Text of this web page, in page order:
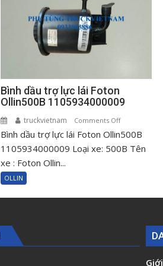
Bình dầu trợ lực lái Foton
Ollin500B 1105934000009
truckvietnam Comments Offon
Bình
dầu
Foton
Bình dầu trợ lực lái Foton Ollin500B
1105934000009 Loại xe: 500B Tên
xe : Foton Ollin...
OLLIN